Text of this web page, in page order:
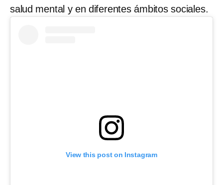
salud mental y en diferentes ámbitos sociales.
View this post on Instagram